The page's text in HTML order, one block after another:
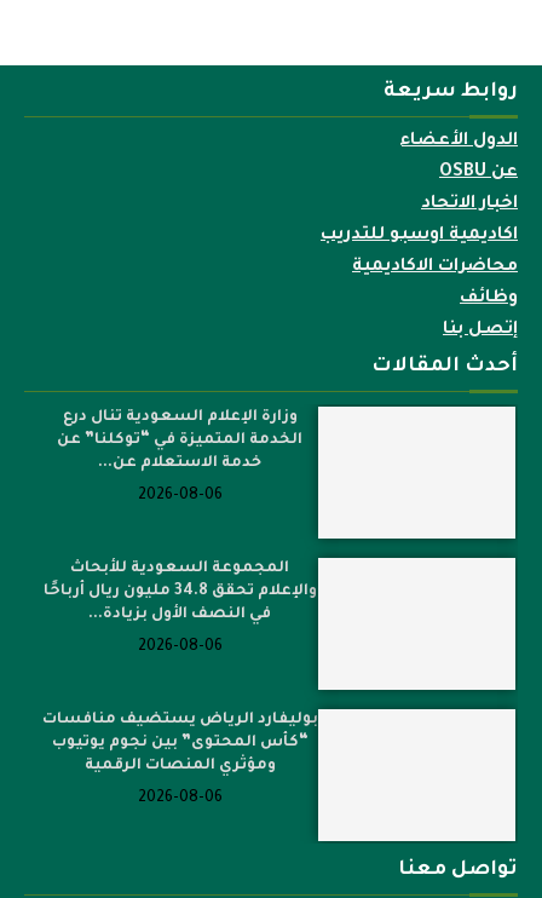
روابط سريعة
الدول الأعضاء
عن OSBU
اخبار الاتحاد
اكاديمية اوسبو للتدريب
محاضرات الاكاديمية
وظائف
إتصل بنا
أحدث المقالات
وزارة الإعلام السعودية تنال درع
الخدمة المتميزة في “توكلنا” عن
خدمة الاستعلام عن...
2026-08-06
المجموعة السعودية للأبحاث
والإعلام تحقق 34.8 مليون ريال أرباحًا
في النصف الأول بزيادة...
2026-08-06
بوليفارد الرياض يستضيف منافسات
“كأس المحتوى” بين نجوم يوتيوب
ومؤثري المنصات الرقمية
2026-08-06
تواصل معنا